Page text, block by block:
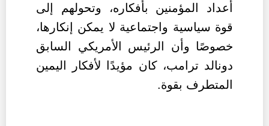
أعداد المؤمنين بأفكاره، وتحولهم إلى
قوة سياسية واجتماعية لا يمكن إنكارها،
خصوصًا وأن الرئيس الأمريكي السابق
دونالد ترامب، كان مؤيدًا لأفكار اليمين
المتطرف بقوة.